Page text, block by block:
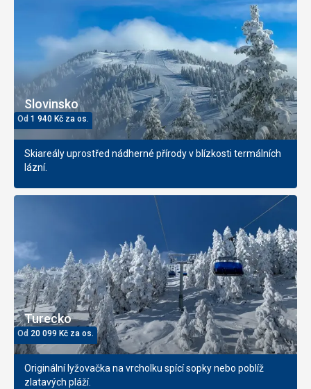
Slovinsko
Od 1 940 Kč za os.
Skiareály uprostřed nádherné přírody v blízkosti termálních
lázní.
Turecko
Od 20 099 Kč za os.
Originální lyžovačka na vrcholku spící sopky nebo poblíž
zlatavých pláží.